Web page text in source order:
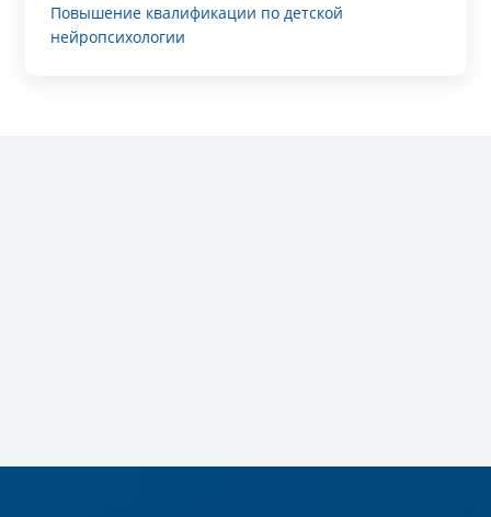
Повышение квалификации по детской
нейропсихологии